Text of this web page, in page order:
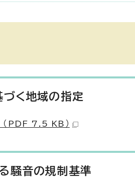
く地域の指定
PDF 7.5 KB）
騒音の規制基準